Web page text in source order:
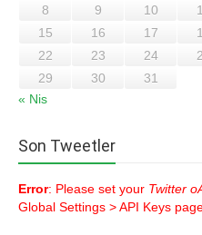
8
9 10
15
16 17
22
23 24
29
30
31
« Nis
Son Tweetler
Error: Please set your Twitter
Global Settings > API Keys